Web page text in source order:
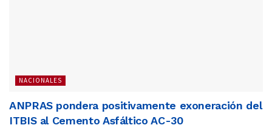
NACIONALES
ANPRAS pondera positivamente exoneración del
ITBIS al Cemento Asfáltico AC-30